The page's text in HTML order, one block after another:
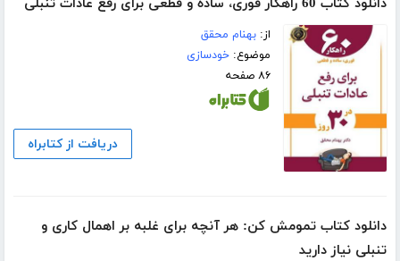
دانلود کتاب 60 راهکار فوری، ساده و قطعی برای رفع عادات تنبلی
از:بهنام محقق
موضوع:خودسازی
۸۶ صفحه
دریافت از کتابراه
دانلود کتاب تمومش کن: هر آنچه برای غلبه بر اهمال کاری و
تنبلی نیاز دارید